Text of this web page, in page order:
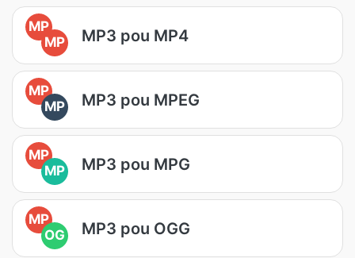
MP
MP
MP3 pou MP4
MP
MP
MP3 pou MPEG
MP
MP
MP3 pou MPG
MP
OG
MP3 pou OGG